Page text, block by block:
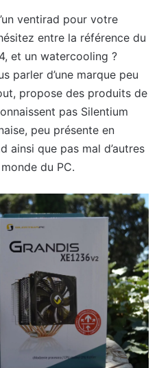
ventirad pour votre
entre la référence du
et un watercooling ?
parler d’une marque peu
propose des produits de
pas Silentium
peu présente en
ainsi que pas mal d’autres
du PC.